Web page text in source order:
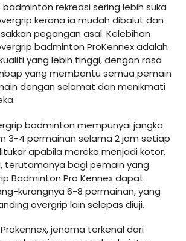
rekreasi sering lebih suka
kerana ia mudah dibalut dan
pegangan asal. Kelebihan
badminton ProKennex adalah
yang lebih tinggi, dengan rasa
yang membantu semua pemain
dengan selamat dan menikmati
badminton mempunyai jangka
3-4 permainan selama 2 jam setiap
apabila mereka menjadi kotor,
terutamanya bagi pemain yang
Badminton Pro Kennex dapat
kurangnya 6-8 permainan, yang
overgrip lain selepas diuji.
jenama terkenal dari